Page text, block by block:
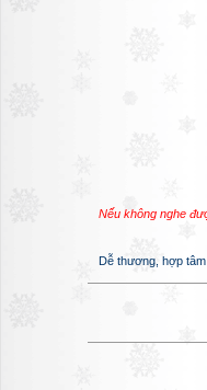
Nếu không nghe
Dễ thương, hợp